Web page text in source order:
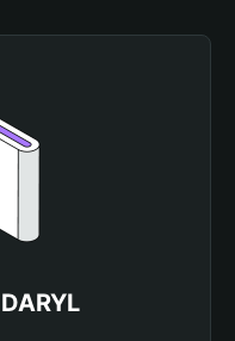
احتفظ بعملات DARYL